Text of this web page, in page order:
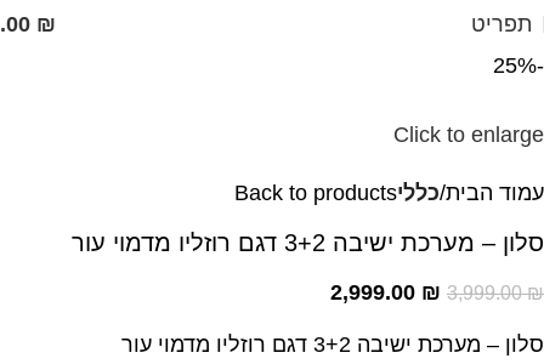
תפריט
₪
-25%
Click to enlarge
עמוד הבית כלליBack to products
סלון – מערכת ישיבה 3+2 דגם רוזליו מדמוי עור
3,999.00₪
2,999.00 ₪
סלון – מערכת ישיבה 3+2 דגם רוזליו מדמוי עור